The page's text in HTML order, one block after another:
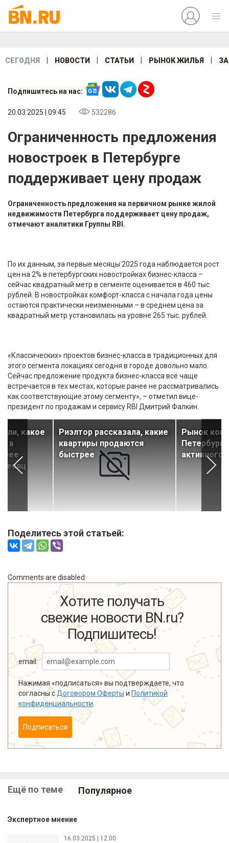
СЕГОДНЯ НОВОСТИ СТАТЬИ РЫНОК ЖИЛЬЯ
Подпишитесь на нас:
20.03.2025 | 09:45 532286
Ограниченность предложения
новостроек в Петербурге
поддерживает цену продаж
Ограниченность предложения на первичном рынке жилой
недвижимости Петербурга поддерживает цену продаж,
отмечают аналитики Группы RBI.
По их данным, за первые месяцы 2025 года наблюдается рост
цен на 2% в петербургских новостройках бизнес-класса –
сейчас квадратный метр в сегменте оценивается в 460 тыс.
рублей. В новостройках комфорт-класса с начала года цены
остаются практически неизменными – в среднем цена за
квадратный метр установилась на уровне 265 тыс. рублей.
«Классических» проектов бизнес-класса в традиционных для
этого сегмента локациях сегодня в городе довольно мало.
Сейчас предложение продукта бизнес-класса всё чаще
встречается в тех местах, которые ранее не рассматривались
как соответствующие этому сегменту», – отметил вице-
президент по продажам и сервису RBI Дмитрий Фалкин.
какое
в
Риэлтор рассказала, какие
квартиры продаются
быстрее
Рынок
активного
Поделитесь этой статьей:
Comments are disabled
Хотите получать
свежие новости BN.ru?
Подпишитесь!
email:
Нажимая «подписаться» вы подтверждаете, что
согласны сДоговором Оферты и Политикой
конфиденциальности
Подписаться
Ещё по теме Популярное
Экспертное мнение
16.03.2025 | 12:00